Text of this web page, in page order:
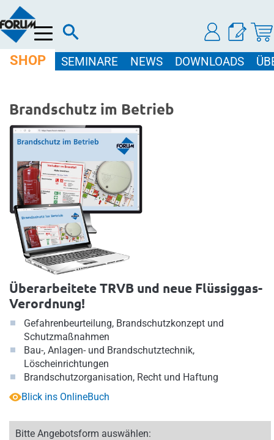
Menü
SHOP SEMINARE NEWS DOWNLOADS
Brandschutz im Betrieb
Überarbeitete TRVB und neue Flüssiggas-
Verordnung!
Gefahrenbeurteilung, Brandschutzkonzept und
Schutzmaßnahmen
Bau-, Anlagen- und Brandschutztechnik,
Löscheinrichtungen
Brandschutzorganisation, Recht und Haftung
Blick ins OnlineBuch
Bitte Angebotsform auswählen: